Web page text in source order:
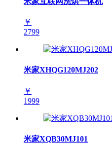
￥
2799
米家XHQG120MJ202
￥
1999
米家XQB30MJ101